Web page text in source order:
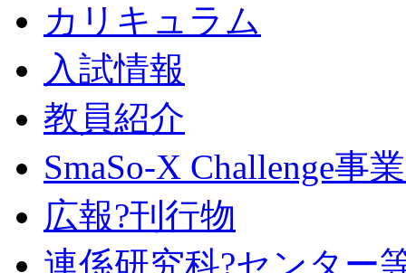
カリキュラム
入試情報
教員紹介
SmaSo-X Challenge事
広報?刊行物
連係研究科?センター